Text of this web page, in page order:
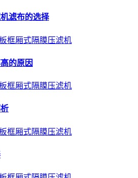
滤布的选择
的原因